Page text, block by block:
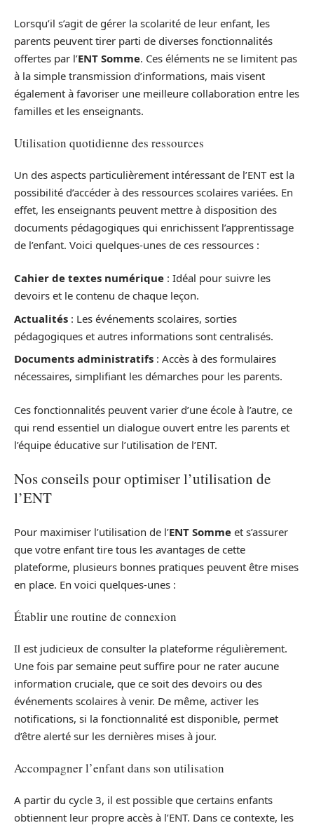
Lorsqu’il s’agit de gérer la scolarité de leur enfant, les
parents peuvent tirer parti de diverses fonctionnalités
offertes par l’ENT Somme. Ces éléments ne se limitent pas
à la simple transmission d’informations, mais visent
également à favoriser une meilleure collaboration entre les
familles et les enseignants.
Utilisation quotidienne des ressources
Un des aspects particulièrement intéressant de l’ENT est la
possibilité d’accéder à des ressources scolaires variées. En
effet, les enseignants peuvent mettre à disposition des
documents pédagogiques qui enrichissent l’apprentissage
de l’enfant. Voici quelques-unes de ces ressources :
Cahier de textes numérique : Idéal pour suivre les
devoirs et le contenu de chaque leçon.
Actualités : Les événements scolaires, sorties
pédagogiques et autres informations sont centralisés.
Documents administratifs : Accès à des formulaires
nécessaires, simplifiant les démarches pour les parents.
Ces fonctionnalités peuvent varier d’une école à l’autre, ce
qui rend essentiel un dialogue ouvert entre les parents et
l’équipe éducative sur l’utilisation de l’ENT.
Nos conseils pour optimiser l’utilisation de
l’ENT
Pour maximiser l’utilisation de l’ENT Somme et s’assurer
que votre enfant tire tous les avantages de cette
plateforme, plusieurs bonnes pratiques peuvent être mises
en place. En voici quelques-unes :
Établir une routine de connexion
Il est judicieux de consulter la plateforme régulièrement.
Une fois par semaine peut suffire pour ne rater aucune
information cruciale, que ce soit des devoirs ou des
événements scolaires à venir. De même, activer les
notifications, si la fonctionnalité est disponible, permet
d’être alerté sur les dernières mises à jour.
Accompagner l’enfant dans son utilisation
A partir du cycle 3, il est possible que certains enfants
obtiennent leur propre accès à l’ENT. Dans ce contexte, les